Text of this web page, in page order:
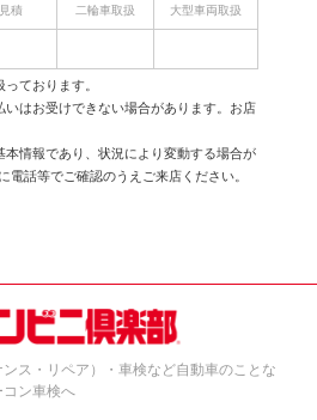
積 二輪車取扱 大型車両取扱
ております。
はお受けできない場合があります。お店
情報であり、状況により変動する場合が
電話等でご確認のうえご来店ください。
ス・リペア）・車検など自動車のことな
コン車検へ